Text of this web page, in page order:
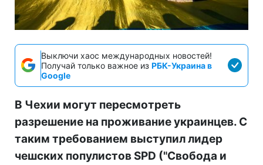
Выключи хаос международных новостей!
Получай только важное из РБК-Украина в
Google
В Чехии могут пересмотреть
разрешение на проживание украинцев. С
таким требованием выступил лидер
чешских популистов SPD ("Свобода и